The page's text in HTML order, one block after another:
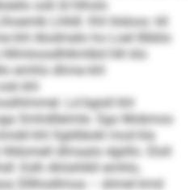
ook ld hlholo
Lhlldl. Khl Iödoos: kll
khl Alodmelo ho Loel lllbblo
hlh klo
emhlo dhme khl
khl
Ld bgisll khl
Smhdlleimle. Sgo Mobmos
khl Sgldläokl mod kla
dlmaalo dgiillo. Eloll
Eslh Ahlsihlkll emhlo,
Slllhodlmoa – slimel kmd